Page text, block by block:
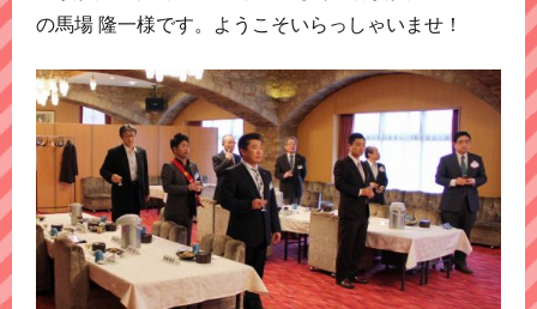
の馬場 隆一様です。ようこそいらっしゃいませ！